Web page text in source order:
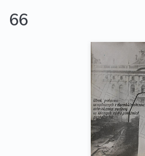
66